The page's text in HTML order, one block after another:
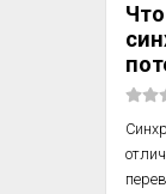
тем
в